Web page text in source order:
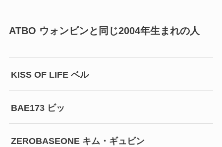
ATBO ウォンビンと同じ2004年生まれの人
KISS OF LIFE ベル
BAE173 ビッ
ZEROBASEONE キム・ギュビン